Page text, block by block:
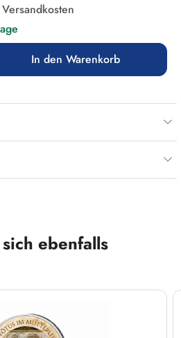
den gewünschten Wert
In den Warenkorb
ebenfalls